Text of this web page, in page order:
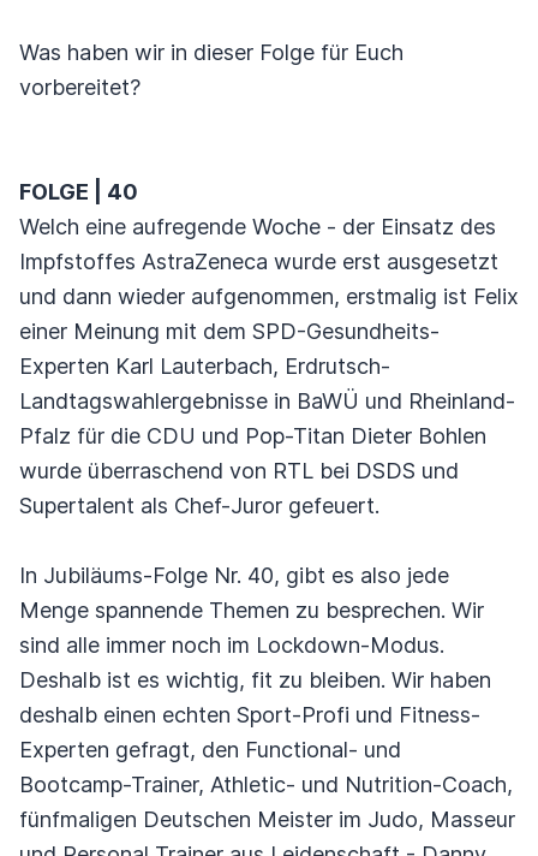
Was haben wir in dieser Folge für Euch
vorbereitet?
FOLGE | 40
Welch eine aufregende Woche - der Einsatz des
Impfstoffes AstraZeneca wurde erst ausgesetzt
und dann wieder aufgenommen, erstmalig ist Felix
einer Meinung mit dem SPD-Gesundheits-
Experten Karl Lauterbach, Erdrutsch-
Landtagswahlergebnisse in BaWÜ und Rheinland-
Pfalz für die CDU und Pop-Titan Dieter Bohlen
wurde überraschend von RTL bei DSDS und
Supertalent als Chef-Juror gefeuert.
In Jubiläums-Folge Nr. 40, gibt es also jede
Menge spannende Themen zu besprechen. Wir
sind alle immer noch im Lockdown-Modus.
Deshalb ist es wichtig, fit zu bleiben. Wir haben
deshalb einen echten Sport-Profi und Fitness-
Experten gefragt, den Functional- und
Bootcamp-Trainer, Athletic- und Nutrition-Coach,
fünfmaligen Deutschen Meister im Judo, Masseur